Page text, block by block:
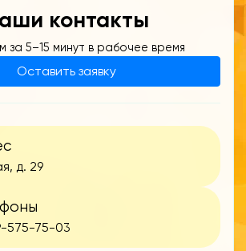
контакты
за 5–15 минут в рабочее время
Оставить заявку
д. 29
575-75-03